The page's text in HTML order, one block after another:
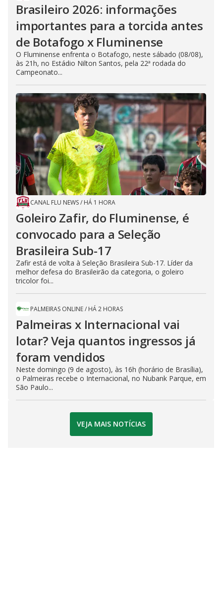
Brasileiro 2026: informações
importantes para a torcida antes
de Botafogo x Fluminense
O Fluminense enfrenta o Botafogo, neste sábado (08/08),
às 21h, no Estádio Nilton Santos, pela 22ª rodada do
Campeonato...
CANAL FLU NEWS/ HÁ 1 HORA
Goleiro Zafir, do Fluminense, é
convocado para a Seleção
Brasileira Sub-17
Zafir está de volta à Seleção Brasileira Sub-17. Líder da
melhor defesa do Brasileirão da categoria, o goleiro
tricolor foi...
PALMEIRAS ONLINE/ HÁ 2 HORAS
Palmeiras x Internacional vai
lotar? Veja quantos ingressos já
foram vendidos
Neste domingo (9 de agosto), às 16h (horário de Brasília),
o Palmeiras recebe o Internacional, no Nubank Parque, em
São Paulo...
VEJA MAIS NOTÍCIAS